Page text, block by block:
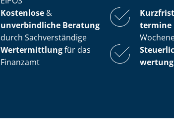
Kostenlose &
unverbindliche Beratung
durch Sachverständige
ter­mi­ne
Wertermittlungfür das
Finanzamt
wer­tung